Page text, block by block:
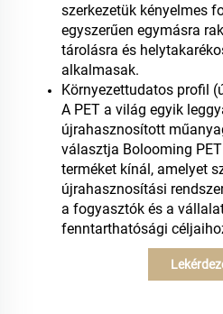
szerkezetük kényelmes
egyszerűen egymásra
tárolásra és
alkalmasak.
Környezettudatos profil
A PET a világ egyik
újrahasznosított
választja Bolooming
terméket kínál, amelyet
újrahasznosítási
a fogyasztók és a
fenntarthatósági